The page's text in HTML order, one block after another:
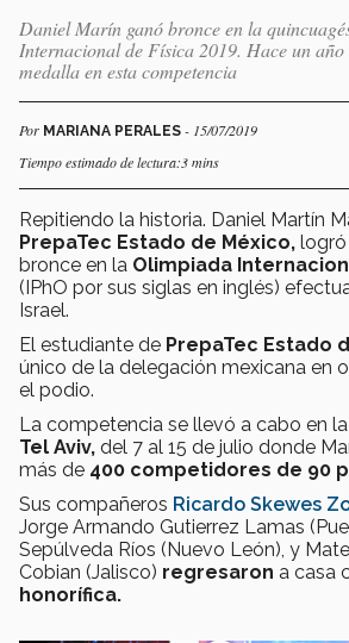
Daniel Marín ganó bronce en la
Internacional de Física 2019. Hace un
medalla en esta competencia
Por MARIANA PERALES - 15/07/2019
Tiempo estimado de lectura:3 mins
Repitiendo la historia. Daniel Martín
PrepaTec Estado de México,
bronce en la Olimpiada
(IPhO por sus siglas en inglés)
Israel.
El estudiante de PrepaTec Estado
único de la delegación mexicana en
el podio.
La competencia se llevó a cabo en la
Tel Aviv, del 7 al 15 de julio donde
más de 400 competidores de 90
Sus compañeros Ricardo Skewes
Jorge Armando Gutierrez Lamas
Sepúlveda Ríos (Nuevo León), y
Cobian (Jalisco) regresaron a casa
honorífica.